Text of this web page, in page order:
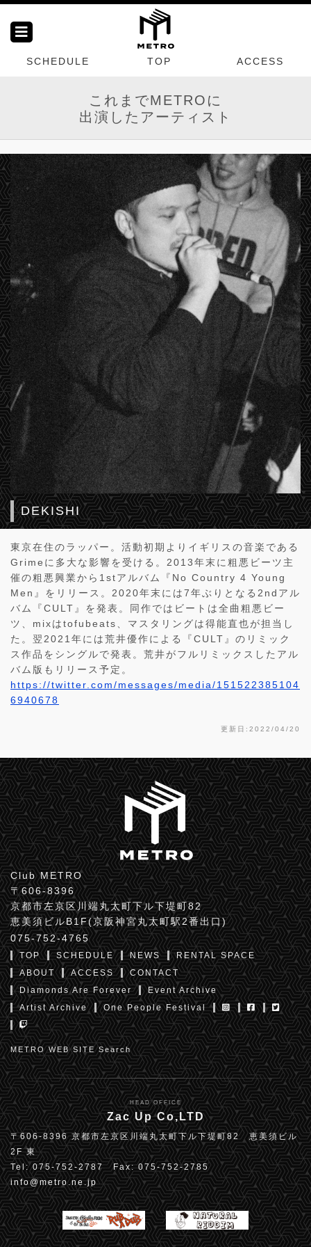
SCHEDULE TOP ACCESS
これまでMETROに
出演したアーティスト
DEKISHI
東京在住のラッパー。活動初期よりイギリスの音楽である
Grimeに多大な影響を受ける。2013年末に粗悪ビーツ主
催の粗悪興業から1stアルバム『No Country 4 Young
Men』をリリース。2020年末には7年ぶりとなる2ndアル
バム『CULT』を発表。同作ではビートは全曲粗悪ビー
ツ、mixはtofubeats、マスタリングは得能直也が担当し
た。翌2021年には荒井優作による『CULT』のリミック
ス作品をシングルで発表。荒井がフルリミックスしたアル
バム版もリリース予定。
https://twitter.com/messages/media/151522385104
6940678
更新日:2022/04/20
Club METRO
〒606-8396
京都市左京区川端丸太町下ル下堤町82
恵美須ビルB1F(京阪神宮丸太町駅2番出口)
075-752-4765
TOP SCHEDULE NEWS
RENTAL SPACE
ABOUT
ACCESS
CONTACT
Diamonds Are Forever
Event Archive
Artist Archive
One People Festival
METRO WEB SITE Search
HEAD OFFICE
Zac Up Co,LTD
〒606-8396 京都市左京区川端丸太町下ル下堤町82 恵美須ビル
2F 東
Tel: 075-752-2787 Fax: 075-752-2785
info@metro.ne.jp